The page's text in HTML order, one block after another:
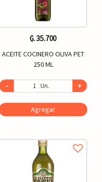
₲. 35.700
ACEITE COCINERO OLIVA PET
250 ML
- Un. +
Agregar